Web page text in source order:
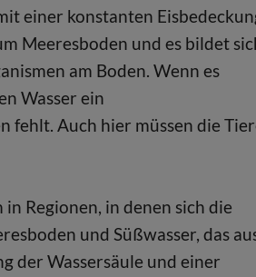
einer konstanten
Meeresboden und es bildet
am Boden. Wenn es
Wasser ein
fehlt. Auch hier müssen die
Regionen, in denen sich die
und Süßwasser, das
der Wassersäule und einer